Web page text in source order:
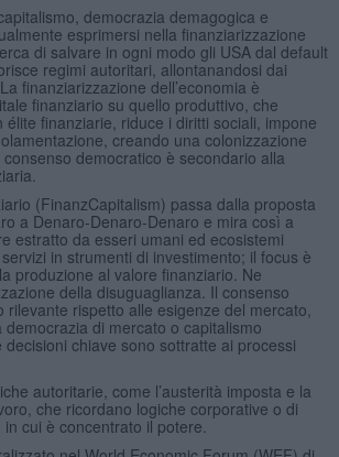
democrazia demagogica e
esprimersi nella finanziarizzazione
di salvare in ogni modo gli USA dal default
regimi autoritari, allontanandosi dai
finanziarizzazione dell’economia è
finanziario su quello produttivo, che
finanziarie, riduce i diritti sociali, impone
creando una colonizzazione
democratico è secondario alla
(FinanzCapitalism) passa dalla proposta
a Denaro-Denaro-Denaro e mira così a
estratto da esseri umani ed ecosistemi
in strumenti di investimento; il focus è
produzione al valore finanziario. Ne
della disuguaglianza. Il consenso
rilevante rispetto alle esigenze del mercato,
democrazia di mercato o capitalismo
chiave sono sottratte ai processi
autoritarie, come l’austerità imposta e la
che ricordano logiche corporative o di
in cui è concentrato il potere.